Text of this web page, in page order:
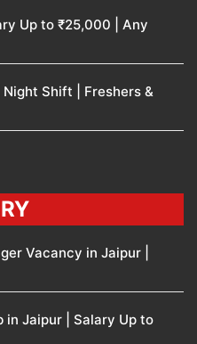
Up to ₹25,000 | Any
Shift | Freshers &
Vacancy in Jaipur |
Jaipur | Salary Up to